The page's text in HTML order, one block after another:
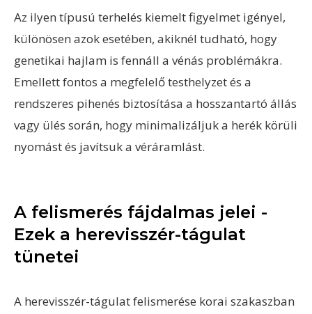
Az ilyen típusú terhelés kiemelt figyelmet igényel,
különösen azok esetében, akiknél tudható, hogy
genetikai hajlam is fennáll a vénás problémákra.
Emellett fontos a megfelelő testhelyzet és a
rendszeres pihenés biztosítása a hosszantartó állás
vagy ülés során, hogy minimalizáljuk a herék körüli
nyomást és javítsuk a véráramlást.
A felismerés fájdalmas jelei -
Ezek a herevisszér-tágulat
tünetei
A herevisszér-tágulat felismerése korai szakaszban